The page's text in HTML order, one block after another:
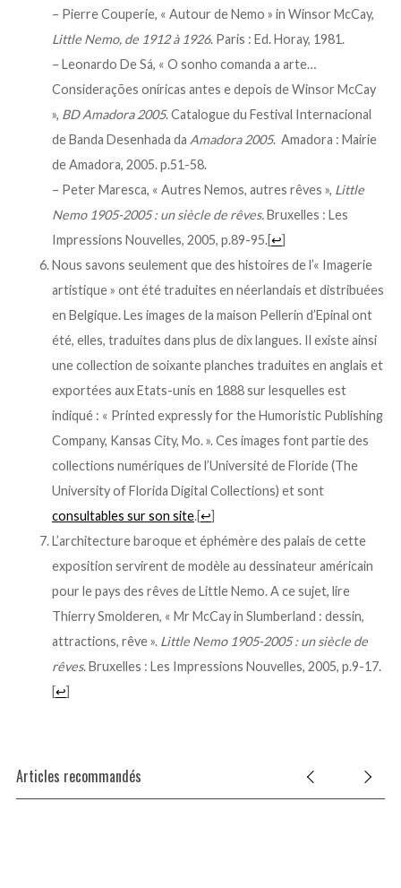
– Pierre Couperie, « Autour de Nemo » in Winsor McCay,
Little Nemo, de 1912 à 1926. Paris : Ed. Horay, 1981.
– Leonardo De Sá, « O sonho comanda a arte…
Considerações oníricas antes e depois de Winsor McCay
», BD Amadora 2005. Catalogue du Festival Internacional
de Banda Desenhada da Amadora 2005. Amadora : Mairie
de Amadora, 2005. p.51-58.
– Peter Maresca, « Autres Nemos, autres rêves », Little
Nemo 1905-2005 : un siècle de rêves.Bruxelles : Les
Impressions Nouvelles, 2005, p.89-95.[↩]
Nous savons seulement que des histoires de l’« Imagerie
artistique » ont été traduites en néerlandais et distribuées
en Belgique. Les images de la maison Pellerin d’Epinal ont
été, elles, traduites dans plus de dix langues. Il existe ainsi
une collection de soixante planches traduites en anglais et
exportées aux Etats-unis en 1888 sur lesquelles est
indiqué : « Printed expressly for the Humoristic Publishing
Company, Kansas City, Mo. ». Ces images font partie des
collections numériques de l’Université de Floride (The
University of Florida Digital Collections) et sont
consultables sur son site.[↩]
L’architecture baroque et éphémère des palais de cette
exposition servirent de modèle au dessinateur américain
pour le pays des rêves de Little Nemo. A ce sujet, lire
Thierry Smolderen, « Mr McCay in Slumberland : dessin,
attractions, rêve ». Little Nemo 1905-2005 : un siècle de
rêves. Bruxelles : Les Impressions Nouvelles, 2005, p.9-17.
[↩]
Articles recommandés
o